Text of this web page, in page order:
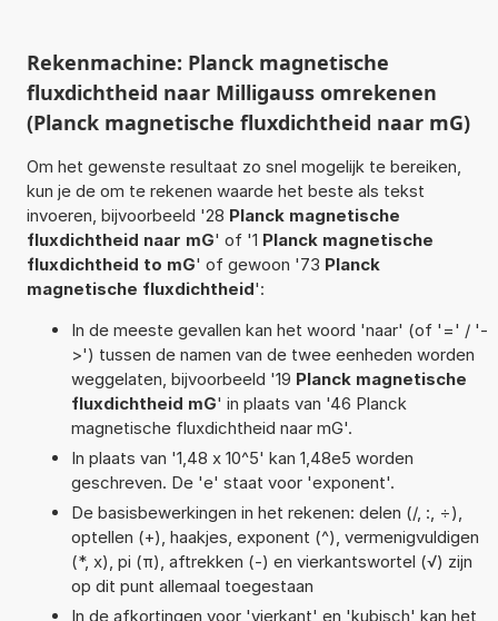
Rekenmachine: Planck magnetische
fluxdichtheid naar Milligauss omrekenen
(Planck magnetische fluxdichtheid naar mG)
Om het gewenste resultaat zo snel mogelijk te bereiken,
kun je de om te rekenen waarde het beste als tekst
invoeren, bijvoorbeeld '28 Planck magnetische
fluxdichtheid naar mG' of '1 Planck magnetische
fluxdichtheid to mG' of gewoon '73 Planck
magnetische fluxdichtheid':
In de meeste gevallen kan het woord 'naar' (of '=' / '-
>') tussen de namen van de twee eenheden worden
weggelaten, bijvoorbeeld '19 Planck magnetische
fluxdichtheid mG' in plaats van '46 Planck
magnetische fluxdichtheid naar mG'.
In plaats van '1,48 x 10^5' kan 1,48e5 worden
geschreven. De 'e' staat voor 'exponent'.
De basisbewerkingen in het rekenen: delen (/, :, ÷),
optellen (+), haakjes, exponent (^), vermenigvuldigen
(*, x), pi (π), aftrekken (-) en vierkantswortel (√) zijn
op dit punt allemaal toegestaan
In de afkortingen voor 'vierkant' en 'kubisch' kan het